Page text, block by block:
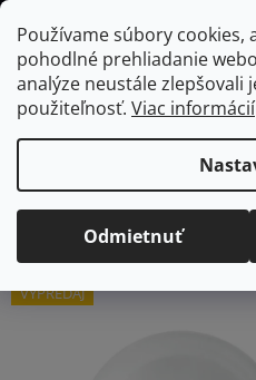
Používame súbory cookies,
pohodlné prehliadanie
analýze neustále zlepšovali
použiteľnosť. Viac informácií
Odmietnuť
Prejsť
na
obsah
Domov
/ Vybavenie do jedálne /
Diwali tanierová sada Night Day
Diwali
Night Day
Priemerné
hodnotenie
je
Neohodnotené
VÝPREDAJ